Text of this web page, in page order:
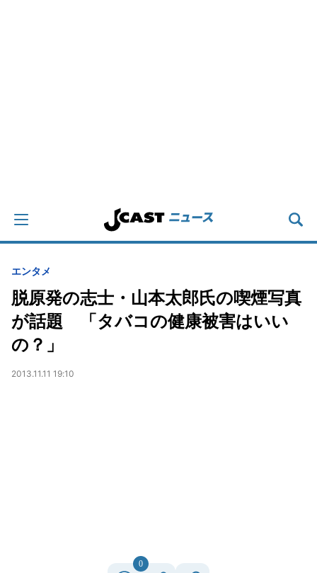
エンタメ
脱原発の志士・山本太郎氏の喫煙写真
が話題 「タバコの健康被害はいい
の？」
2013.11.11 19:10
0